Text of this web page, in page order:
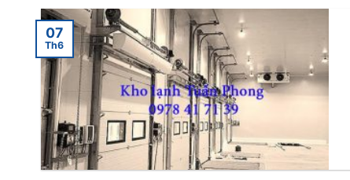
07
Th6